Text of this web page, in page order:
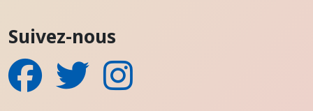
Suivez-nous
FacebookTwitter Instagram